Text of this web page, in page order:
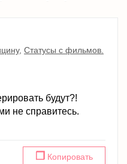
, Статусы с фильмов.
будут?!
не справитесь.
❐ Копировать